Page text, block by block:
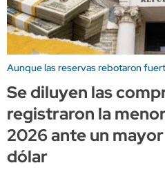
Aunque las reservas rebotaron
Se diluyen las
registraron la
2026 ante un
dólar